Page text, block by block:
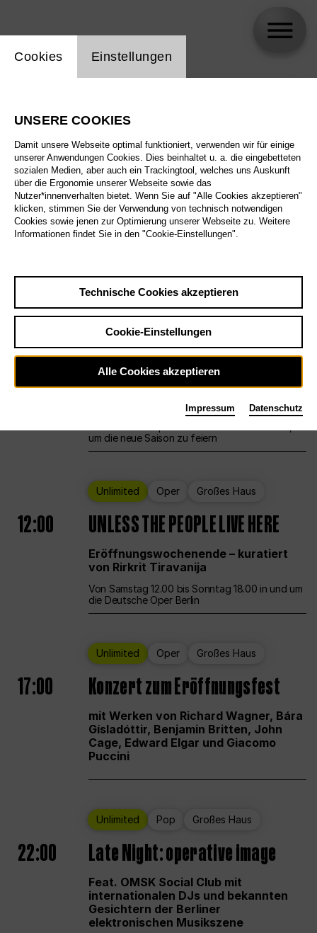
Alle Sparten
Alle Spielstätten
Alle Merkmale
Sa29.8.
Großes Haus
12:00 Eröffnungswochenende
um die neue Saison zu feiern
Unlimited Oper Großes Haus
12:00 UNLESS THE PEOPLE LIVE HERE
Eröffnungswochenende – kuratiert
von Rirkrit Tiravanija
Von Samstag 12.00 bis Sonntag 18.00 in und um
die Deutsche Oper Berlin
Unlimited Oper Großes Haus
17:00 Konzert zum Eröffnungsfest
mit Werken von Richard Wagner, Bára
Gísladóttir, Benjamin Britten, John
Cage, Edward Elgar und Giacomo
Puccini
Unlimited Pop Großes Haus
22:00 Late Night: operative image
Feat. OMSK Social Club mit
internationalen DJs und bekannten
Gesichtern der Berliner
elektronischen Musikszene
Einstellung Website Cookie
Cookies Einstellungen
UNSERE COOKIES
Damit unsere Webseite optimal funktioniert, verwenden wir für einige
unserer Anwendungen Cookies. Dies beinhaltet u. a. die eingebetteten
sozialen Medien, aber auch ein Trackingtool, welches uns Auskunft
über die Ergonomie unserer Webseite sowie das
Nutzer*innenverhalten bietet. Wenn Sie auf "Alle Cookies akzeptieren"
klicken, stimmen Sie der Verwendung von technisch notwendigen
Cookies sowie jenen zur Optimierung unserer Webseite zu. Weitere
Informationen findet Sie in den "Cookie-Einstellungen".
Technische Cookies akzeptieren
Cookie-Einstellungen
Alle Cookies akzeptieren
Impressum Datenschutz